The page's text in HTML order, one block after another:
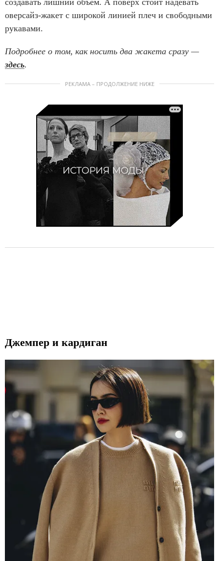
оверсайз-жакет с широкой линией плеч и свободными
рукавами.
Подробнее о том, как носить два жакета сразу —
здесь.
РЕКЛАМА – ПРОДОЛЖЕНИЕ НИЖЕ
Джемпер и кардиган